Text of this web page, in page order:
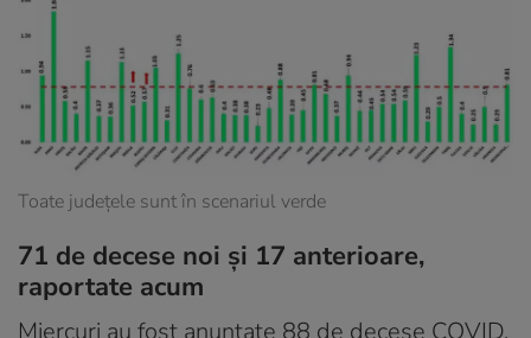
Toate județele sunt în scenariul verde
71 de decese noi și 17 anterioare,
raportate acum
Miercuri au fost anunțate 88 de decese COVID,